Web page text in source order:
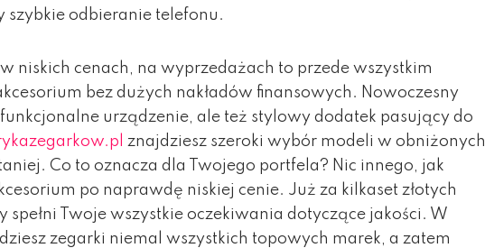
szybkie odbieranie telefonu.
niskich cenach, na wyprzedażach to przede wszystkim
bez dużych nakładów finansowych. Nowoczesny
urządzenie, ale też stylowy dodatek pasujący do
znajdziesz szeroki wybór modeli w obniżonych
Co to oznacza dla Twojego portfela? Nic innego, jak
po naprawdę niskiej cenie. Już za kilkaset złotych
spełni Twoje wszystkie oczekiwania dotyczące jakości. W
zegarki niemal wszystkich topowych marek, a zatem